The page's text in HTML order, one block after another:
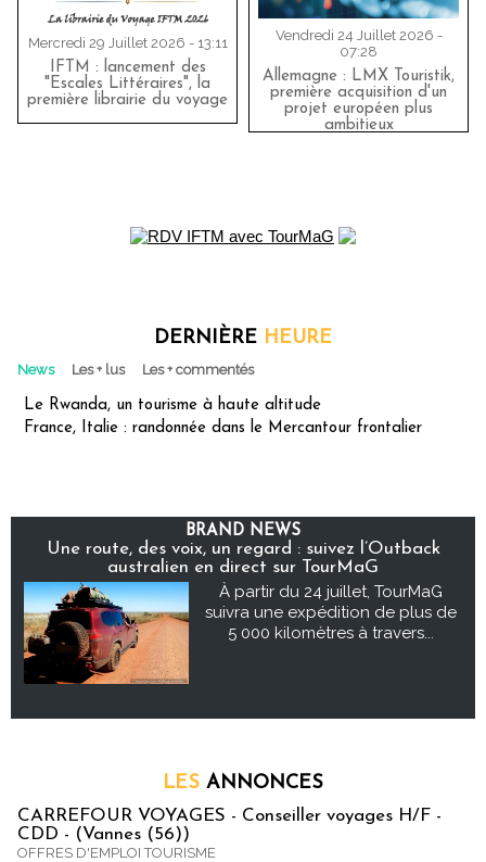
Mercredi 29 Juillet 2026 - 13:11
IFTM : lancement des
"Escales Littéraires", la
première librairie du voyage
Vendredi 24 Juillet 2026 -
07:28
Allemagne : LMX Touristik,
première acquisition d'un
projet européen plus
ambitieux
DERNIÈRE HEURE
News Les + lus Les + commentés
Le Rwanda, un tourisme à haute altitude
France, Italie : randonnée dans le Mercantour frontalier
BRAND NEWS
Une route, des voix, un regard : suivez l’Outback
australien en direct sur TourMaG
À partir du 24 juillet, TourMaG
suivra une expédition de plus de
5 000 kilomètres à travers...
LES ANNONCES
CARREFOUR VOYAGES - Conseiller voyages H/F -
CDD - (Vannes (56))
OFFRES D'EMPLOI TOURISME